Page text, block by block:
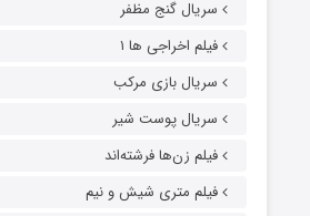
سریال گنج مظفر
فیلم اخراجی ها ۱
سریال بازی مرکب
سریال پوست شیر
فیلم زن‌ها فرشته‌اند
فیلم متری شیش و نیم